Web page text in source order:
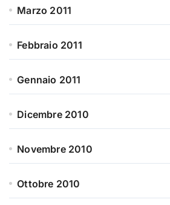
Marzo 2011
Febbraio 2011
Gennaio 2011
Dicembre 2010
Novembre 2010
Ottobre 2010